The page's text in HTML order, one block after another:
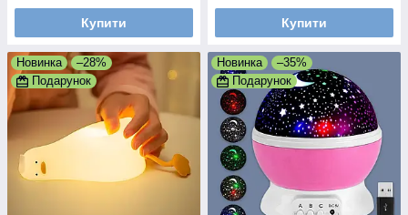
Купити Купити
Новинка
–28%
Подарунок
Новинка
–35%
Подарунок